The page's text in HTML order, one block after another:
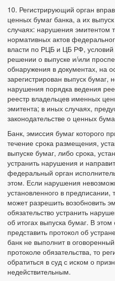
10. Регистрирующий орган
ценных бумаг банка, а их
случаях: нарушения эмитентом
нормативных актов
власти по РЦБ и ЦБ РФ,
решении о выпуске и/или
обнаружения в документах, на
зарегистрирован выпуск
нарушения порядка ведения
реестр владельцев именных
эмитента; в иных случаях,
законодательстве о ценных
Банк, эмиссия бумаг которого
течение срока размещения,
выпуске бумаг, либо срока,
устранить нарушения и
федеральный орган
этом. Если нарушения
установленного в предписании,
может разрешить возобновить
обязательство устранить
об итогах выпуска бумаг. В
представить протокол об
банк не выполнит в
протоколе обязательства, то
обратиться в суд с иском о
недействительным.